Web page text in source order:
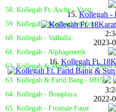
58. Kollegah Ft. Asche - Yayo
59. Kollegah - Maybachemblem
60. Kollegah - Valhalla
61. Kollegah - Alphagenetik
62. Kollegah & Majoe - Wat Is' Denn
63. Kollegah & Farid Bang - 0815
64. Kollegah - Bossplaya
65. Kollegah - Frontale Faust
15.Kollegah -
2023-
16. Kollegah Ft.
2022-